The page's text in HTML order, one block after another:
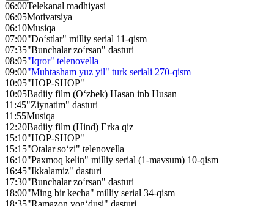
06:00Telekanal madhiyasi
06:05Motivatsiya
06:10Musiqa
07:00"Do‘stlar" milliy serial 11-qism
07:35"Bunchalar zo‘rsan" dasturi
08:05"Iqror" telenovella
09:00"Muhtasham yuz yil" turk seriali 270-qism
10:05"HOP-SHOP"
10:05Badiiy film (O‘zbek) Hasan inb Husan
11:45"Ziynatim" dasturi
11:55Musiqa
12:20Badiiy film (Hind) Erka qiz
15:10"HOP-SHOP"
15:15"Otalar so‘zi" telenovella
16:10"Paxmoq kelin" milliy serial (1-mavsum) 10-qism
16:45"Ikkalamiz" dasturi
17:30"Bunchalar zo‘rsan" dasturi
18:00"Ming bir kecha" milliy serial 34-qism